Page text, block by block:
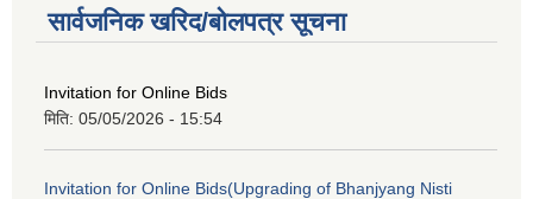
सार्वजनिक खरिद/बोलपत्र सूचना
Invitation for Online Bids
मिति: 05/05/2026 - 15:54
Invitation for Online Bids(Upgrading of Bhanjyang Nisti